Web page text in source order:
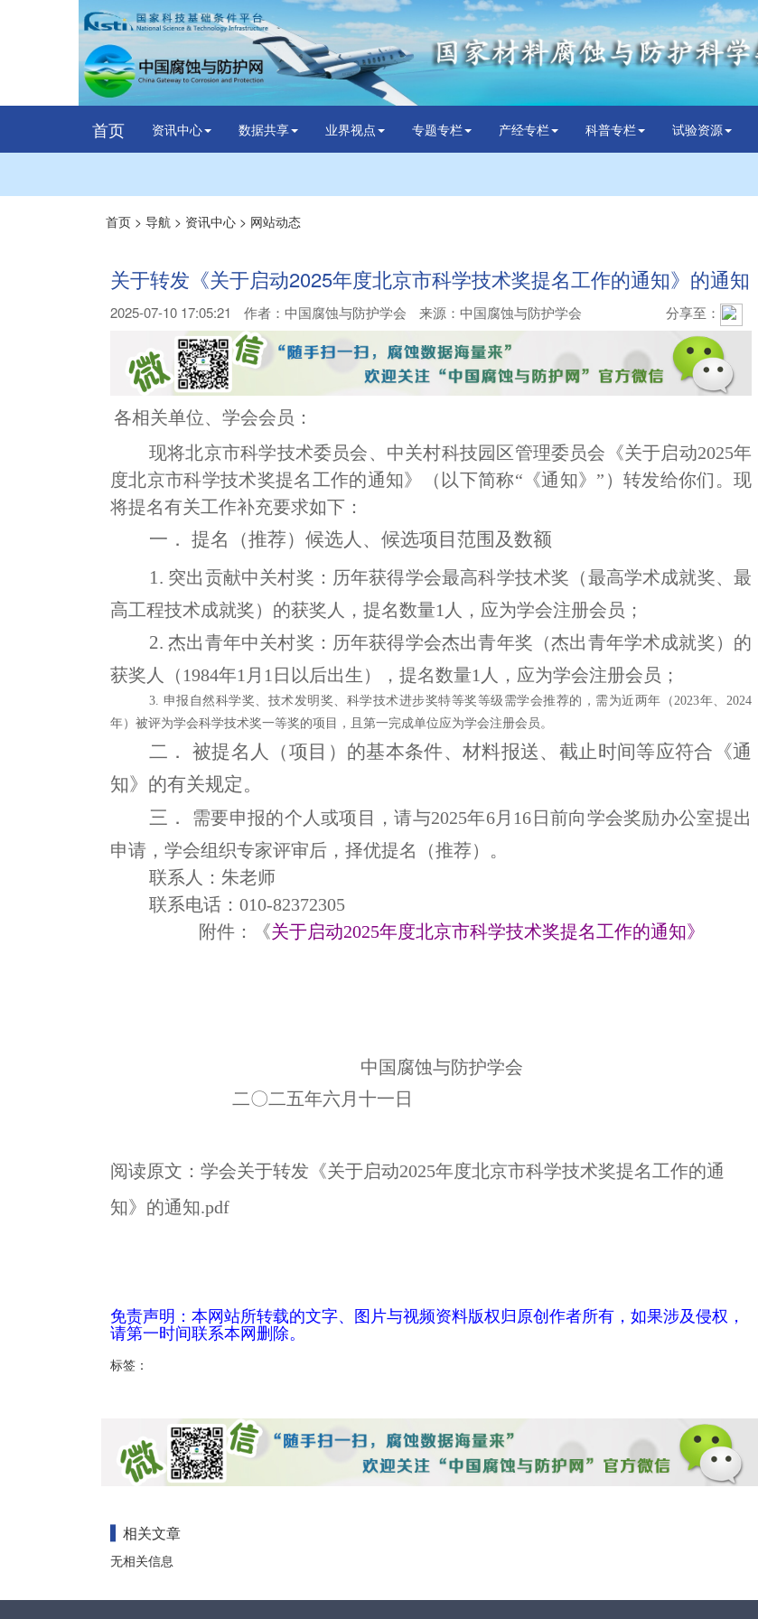
首页 资讯中心 数据共享 业界视点 专题专栏 产经专栏 科普专栏 试验资源
首页 > 导航 > 资讯中心 > 网站动态
关于转发《关于启动2025年度北京市科学技术奖提名工作的通知》的通知
2025-07-10 17:05:21 作者： 中国腐蚀与防护学会 来源：中国腐蚀与防护学会 分享至：
各相关单位、学会会员：
现将北京市科学技术委员会、中关村科技园区管理委员会《关于启动2025年
度北京市科学技术奖提名工作的通知》（以下简称“《通知》”）转发给你们。现
将提名有关工作补充要求如下：
一． 提名（推荐）候选人、候选项目范围及数额
1. 突出贡献中关村奖：历年获得学会最高科学技术奖（最高学术成就奖、最
高工程技术成就奖）的获奖人，提名数量1人，应为学会注册会员；
2.杰出青年中关村奖：历年获得学会杰出青年奖（杰出青年学术成就奖）的
获奖人（1984年1月1日以后出生），提名数量1人，应为学会注册会员；
3. 申报自然科学奖、技术发明奖、科学技术进步奖特等奖等级需学会推荐的，需为近两年（2023年、2024
年）被评为学会科学技术奖一等奖的项目，且第一完成单位应为学会注册会员。
二．被提名人（项目）的基本条件、材料报送、截止时间等应符合《通
知》的有关规定。
三． 需要申报的个人或项目，请与2025年6月16日前向学会奖励办公室提出
申请，学会组织专家评审后，择优提名（推荐）。
联系人：朱老师
联系电话：010-82372305
附件：《关于启动2025年度北京市科学技术奖提名工作的通知》
中国腐蚀与防护学会
二〇二五年六月十一日
阅读原文： 学会关于转发《关于启动2025年度北京市科学技术奖提名工作的通
知》的通知.pdf
免责声明：本网站所转载的文字、图片与视频资料版权归原创作者所有，如果涉及侵权，
请第一时间联系本网删除。
标签：
相关文章
无相关信息